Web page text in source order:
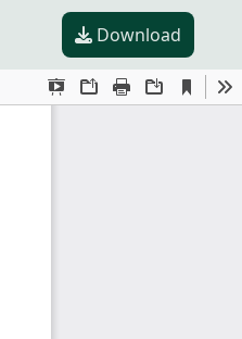
Download